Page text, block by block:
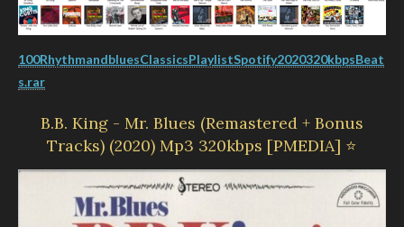
100RhythmandbluesClassicsPlaylistSpotify2020320kbpsBeat
s.rar
B.B. King - Mr. Blues (Remastered + Bonus
Tracks) (2020) Mp3 320kbps [PMEDIA] ⭐️